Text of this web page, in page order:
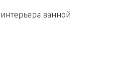
ванной